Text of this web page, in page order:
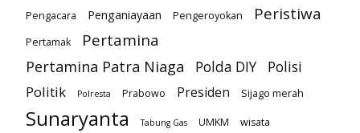
Pengacara Penganiayaan Pengeroyokan Peristiwa
Pertamak Pertamina
Pertamina Patra Niaga Polda DIY
Polisi
Politik
Polresta Prabowo Presiden Sijago merah
Sunaryanta Tabung Gas UMKM wisata